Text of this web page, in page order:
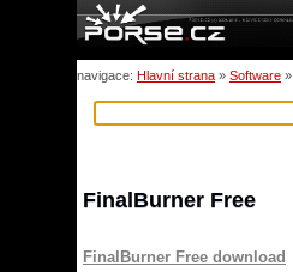
navigace: Hlavní strana » Software »
FinalBurner Free
FinalBurner Free download